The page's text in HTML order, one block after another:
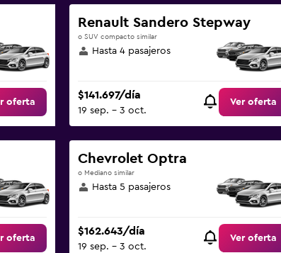
oferta
Renault Sandero Stepway
o SUV compacto similar
Hasta 4 pasajeros
$141.697/día
19 sep. - 3 oct.
Ver oferta
oferta
Chevrolet Optra
o Mediano similar
Hasta 5 pasajeros
$162.643/día
19 sep. - 3 oct.
Ver oferta